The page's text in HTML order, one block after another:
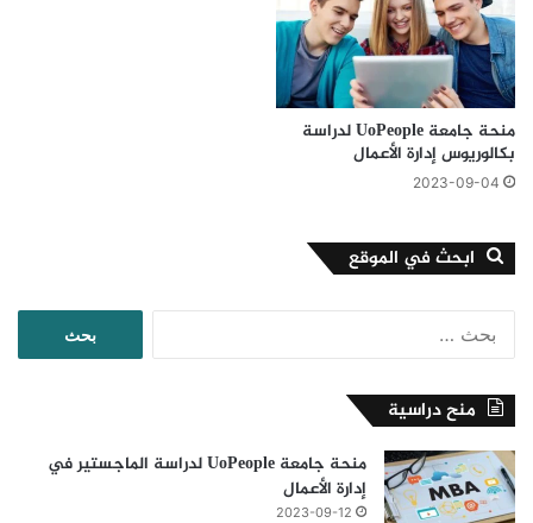
منحة جامعة UoPeople لدراسة
بكالوريوس إدارة الأعمال
2023-09-04
ابحث في الموقع
منح دراسية
منحة جامعة UoPeople لدراسة الماجستير في
إدارة الأعمال
2023-09-12